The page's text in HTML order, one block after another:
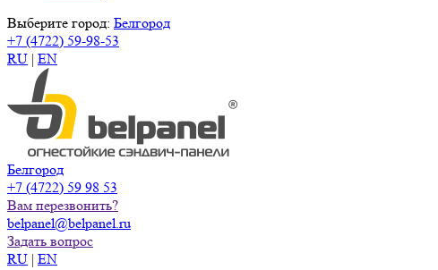
Выберите город: Белгород
+7 (4722) 59-98-53
RU | EN
Белгород
+7 (4722) 59 98 53
Вам перезвонить?
belpanel@belpanel.ru
Задать вопрос
RU | EN